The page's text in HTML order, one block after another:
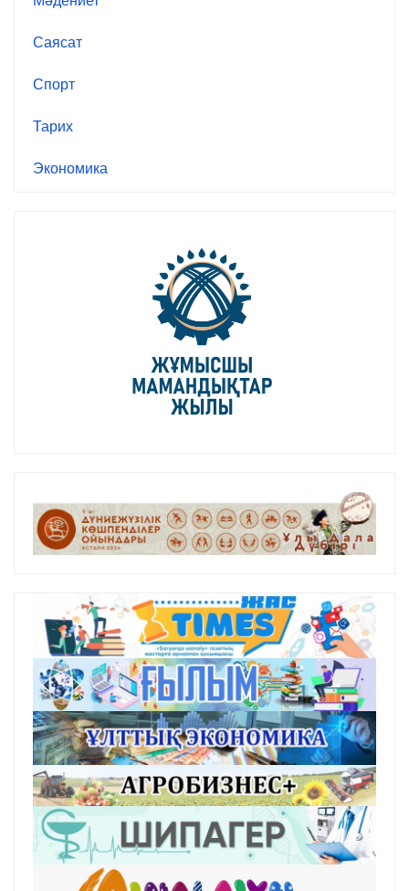
Саясат
Спорт
Тарих
Экономика